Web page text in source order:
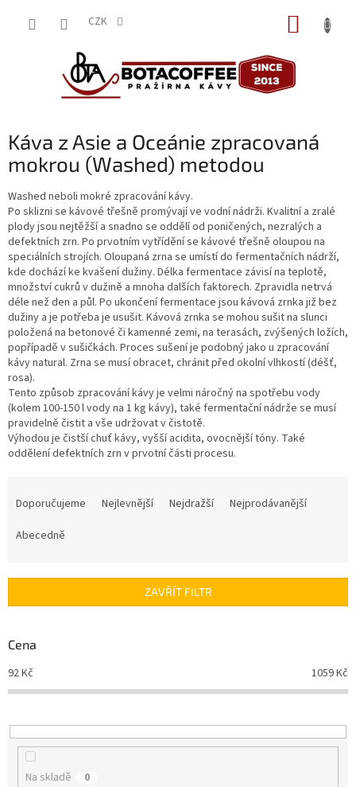
CZK
Káva z Asie a Oceánie zpracovaná
mokrou (Washed) metodou
Washed neboli mokré zpracování kávy.
Po sklizni se kávové třešně promývají ve vodní nádrži. Kvalitní a zralé
plody jsou nejtěžší a snadno se oddělí od poničených, nezralých a
defektních zrn. Po prvotním vytřídění se kávové třešně oloupou na
speciálních strojích. Oloupaná zrna se umístí do fermentačních nádrží,
kde dochází ke kvašení dužiny. Délka fermentace závisí na teplotě,
množství cukrů v dužině a mnoha dalších faktorech. Zpravidla netrvá
déle než den a půl. Po ukončení fermentace jsou kávová zrnka již bez
dužiny a je potřeba je usušit. Kávová zrnka se mohou sušit na slunci
položená na betonové či kamenné zemi, na terasách, zvýšených ložích,
popřípadě v sušičkách. Proces sušení je podobný jako u zpracování
kávy natural. Zrna se musí obracet, chránit před okolní vlhkostí (déšť,
rosa).
Tento způsob zpracování kávy je velmi náročný na spotřebu vody
(kolem 100-150 l vody na 1 kg kávy), také fermentační nádrže se musí
pravidelně čistit a vše udržovat v čistotě.
Výhodou je čistší chuť kávy, vyšší acidita, ovocnější tóny. Také
oddělení defektních zrn v prvotní části procesu.
r
d
k
t
Doporučujeme Nejlevnější Nejdražší
Nejprodávanější
Abecedně
ZAVŘÍT FILTR
Cena
92Kč 1059Kč
Na skladě 0